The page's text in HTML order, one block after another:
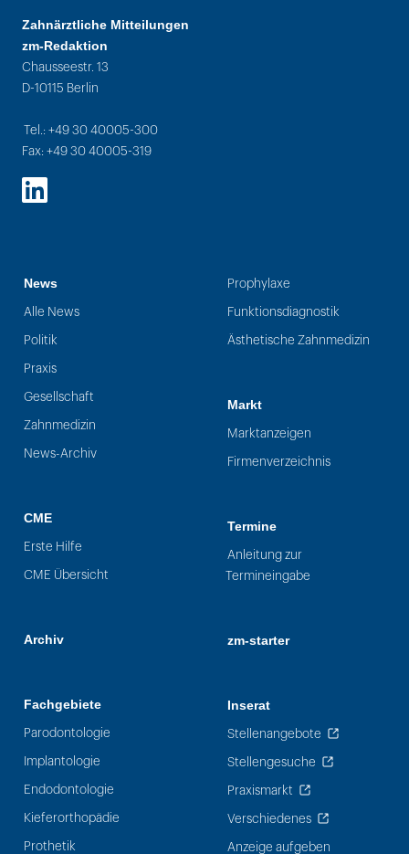
Zahnärztliche Mitteilungen
zm-Redaktion
Chausseestr. 13
D-10115 Berlin
Tel.: +49 30 40005-300
Fax: +49 30 40005-319
LinkedIn
News
Alle News
Politik
Praxis
Gesellschaft
Zahnmedizin
News-Archiv
CME
Erste Hilfe
CME Übersicht
Archiv
Fachgebiete
Parodontologie
Implantologie
Endodontologie
Kieferorthopädie
Prothetik
Prophylaxe
Funktionsdiagnostik
Ästhetische Zahnmedizin
Markt
Marktanzeigen
Firmenverzeichnis
Termine
Anleitung zur
Termineingabe
zm-starter
Inserat
Stellenangebote
Stellengesuche
Praxismarkt
Verschiedenes
Anzeige aufgeben